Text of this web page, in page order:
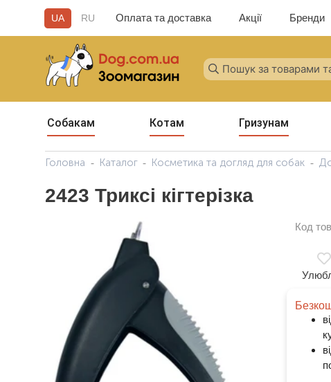
UA RU Оплата та доставка Акції Бренди
Собакам Котам Гризунам
Головна Каталог Косметика та догляд для собак
2423 Триксі кігтерізка
Код